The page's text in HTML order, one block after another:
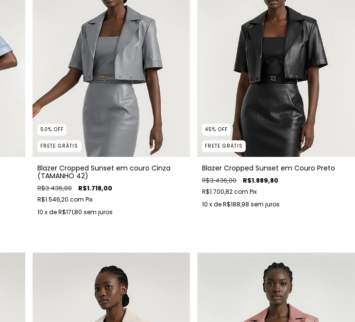
50% OFF
FRETE GRÁTIS
Blazer Cropped Sunset em couro Cinza
(TAMANHO 42)
R$3.436,00 R$1.718,00
R$1.546,20 com Pix
10 x deR$171,80 sem juros
45%OFF
FRETE GRÁTIS
Blazer Cropped Sunset em Couro Preto
R$3.436,00 R$1.889,80
R$1.700,82com Pix
10 x deR$188,98 sem juros